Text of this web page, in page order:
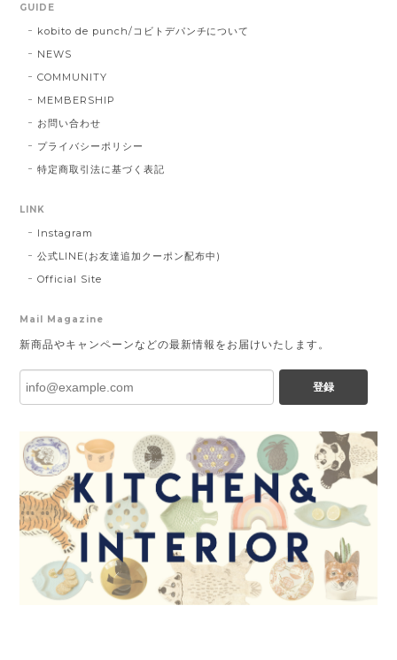
GUIDE
kobito de punch/コビトデパンチについて
NEWS
COMMUNITY
MEMBERSHIP
お問い合わせ
プライバシーポリシー
特定商取引法に基づく表記
LINK
Instagram
公式LINE(お友達追加クーポン配布中)
Official Site
Mail Magazine
新商品やキャンペーンなどの最新情報をお届けいたします。
登録